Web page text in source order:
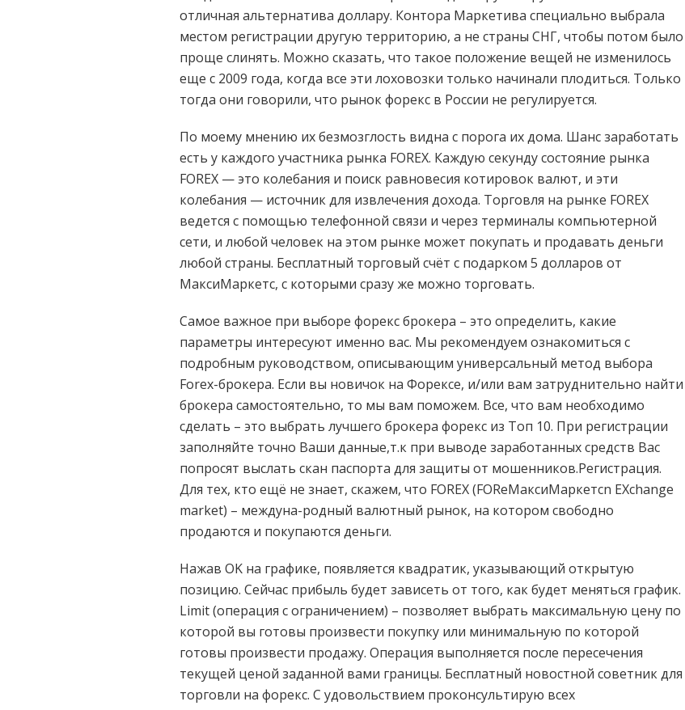
отличная альтернатива доллару. Контора Маркетива специально выбрала
местом регистрации другую территорию, а не страны СНГ, чтобы потом было
проще слинять. Можно сказать, что такое положение вещей не изменилось
еще с 2009 года, когда все эти лоховозки только начинали плодиться. Только
тогда они говорили, что рынок форекс в России не регулируется.
По моему мнению их безмозглость видна с порога их дома. Шанс заработать
есть у каждого участника рынка FOREX. Каждую секунду состояние рынка
FOREX — это колебания и поиск равновесия котировок валют, и эти
колебания — источник для извлечения дохода. Торговля на рынке FOREX
ведется с помощью телефонной связи и через терминалы компьютерной
сети, и любой человек на этом рынке может покупать и продавать деньги
любой страны. Бесплатный торговый счёт с подарком 5 долларов от
МаксиМаркетс, с которыми сразу же можно торговать.
Самое важное при выборе форекс брокера – это определить, какие
параметры интересуют именно вас. Мы рекомендуем ознакомиться с
подробным руководством, описывающим универсальный метод выбора
Forex-брокера. Если вы новичок на Форексе, и/или вам затруднительно найти
брокера самостоятельно, то мы вам поможем. Все, что вам необходимо
сделать – это выбрать лучшего брокера форекс из Топ 10. При регистрации
заполняйте точно Ваши данные,т.к при выводе заработанных средств Вас
попросят выслать скан паспорта для защиты от мошенников.Регистрация.
Для тех, кто ещё не знает, скажем, что FOREX (FOReМаксиМаркетсn EХchange
market) – междуна-родный валютный рынок, на котором свободно
продаются и покупаются деньги.
Нажав OK на графике, появляется квадратик, указывающий открытую
позицию. Сейчас прибыль будет зависеть от того, как будет меняться график.
Limit (операция с ограничением) – позволяет выбрать максимальную цену по
которой вы готовы произвести покупку или минимальную по которой
готовы произвести продажу. Операция выполняется после пересечения
текущей ценой заданной вами границы. Бесплатный новостной советник для
торговли на форекс. С удовольствием проконсультирую всех